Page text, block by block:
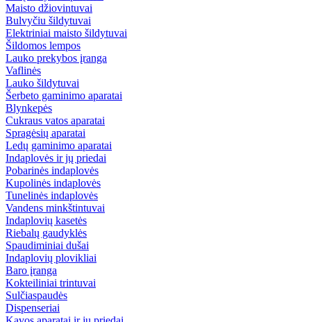
Maisto džiovintuvai
Bulvyčiu šildytuvai
Elektriniai maisto šildytuvai
Šildomos lempos
Lauko prekybos įranga
Vaflinės
Lauko šildytuvai
Šerbeto gaminimo aparatai
Blynkepės
Cukraus vatos aparatai
Spragėsių aparatai
Ledų gaminimo aparatai
Indaplovės ir jų priedai
Pobarinės indaplovės
Kupolinės indaplovės
Tunelinės indaplovės
Vandens minkštintuvai
Indaplovių kasetės
Riebalų gaudyklės
Spaudiminiai dušai
Indaplovių plovikliai
Baro įranga
Kokteiliniai trintuvai
Sulčiaspaudės
Dispenseriai